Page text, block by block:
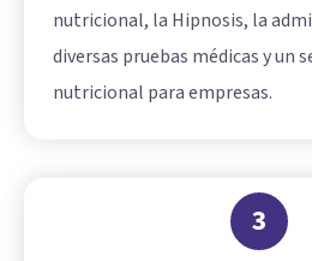
nutricional, la Hipnosis, la
diversas pruebas médicas y un
nutricional para empresas.
3